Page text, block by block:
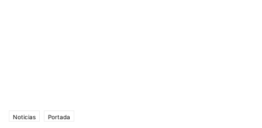
Noticias Portada